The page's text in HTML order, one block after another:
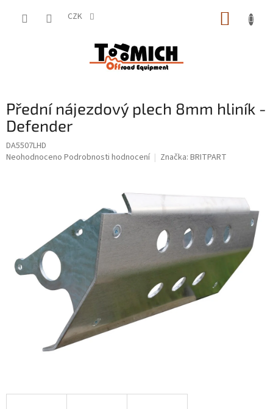
CZK
Přední nájezdový plech 8mm hliník -
Defender
DA5507LHD
Průměrné
Neohodnoceno Podrobnosti hodnocení Značka: BRITPART